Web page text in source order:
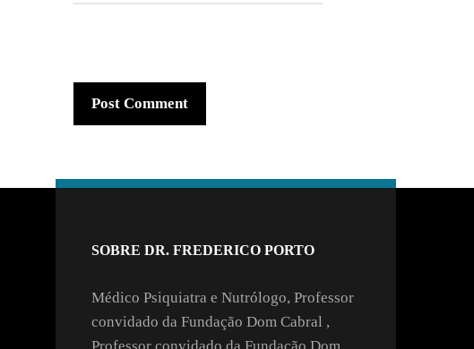
SOBRE DR. FREDERICO PORTO
Médico Psiquiatra e Nutrólogo, Professor
convidado da Fundação Dom Cabral ,
Professor convidado da Fundação Dom